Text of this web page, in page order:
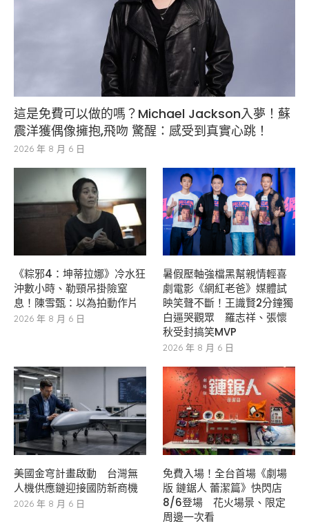
這是免費可以做的嗎？Michael Jackson入夢！蘇
震洋獲偶像擁抱,飛吻 驚醒：感受到真實心跳！
2026 年 8 月 6 日
《粽邪4：坤蒂拉娜》冷水狂
沖數小時、勒頸吊掛險窒
息！陳雪甄：以為拍動作片
2026 年 8 月 6 日
暑假壓軸強檔黑幫親情輕喜
劇電影《網紅老爸》媒體試
映笑聲不斷！王識賢2分鐘獨
白逼哭觀眾 羅志祥、張懷
秋受封搞笑MVP
2026 年 8 月 6 日
美國金穹計畫啟動 台灣無
人機供應鏈迎接國防新商機
2026 年 8 月 6 日
免費入場！全台首場《劇場
版 鏈鋸人 蕾潔篇》快閃店
8/6登場 花火場景、限定
周邊一次看